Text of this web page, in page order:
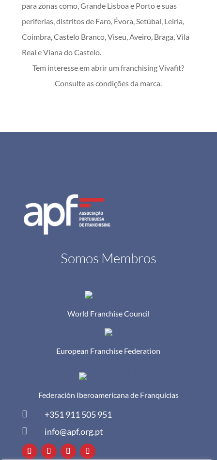
para zonas como, Grande Lisboa e Porto e suas
periferias, distritos de Faro, Évora, Setúbal, Leiria,
Coimbra, Castelo Branco, Viseu, Aveiro, Braga, Vila
Real e Viana do Castelo.
Tem interesse em abrir um franchising Vivafit?
Consulte as condições da marca.
Somos Membros
World Franchise Council
European Franchise Federation
Federación Iberoamericana de Franquicias
 +351 911 505 951
 info@apf.org.pt